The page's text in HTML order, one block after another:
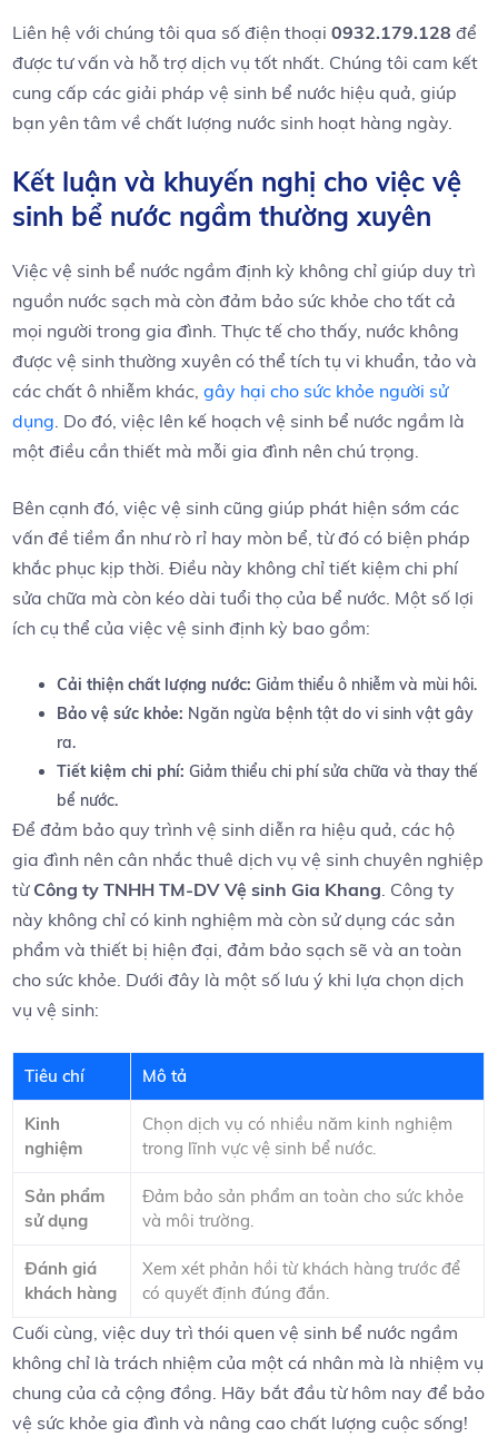
Liên hệ với chúng tôi ​qua số ⁤điện thoại0932.179.128 để
được tư vấn và hỗ‌ trợ dịch vụ tốt nhất. Chúng tôi cam kết
cung cấp các giải ⁢pháp vệ sinh bể ‍nước hiệu quả, giúp
bạn yên tâm về ⁢chất ​lượng ⁣nước sinh hoạt hàng ngày.
Kết luận và⁣ khuyến nghị cho việc vệ
sinh bể nước ngầm thường xuyên
Việc‌ vệ sinh bể nước ngầm định kỳ không chỉ giúp​ duy trì
nguồn⁤ nước sạch ​mà‌ còn đảm ⁤bảo sức khỏe cho tất cả
mọi‍ người trong gia đình.⁢ Thực tế cho thấy, nước không
⁣được vệ sinh thường xuyên có ‍thể⁢ tích tụ vi khuẩn, tảo và
các ⁢chất ô nhiễm khác,gây hại cho sức khỏe người sử
dụng . Do đó, việc lên kế hoạch vệ sinh bể nước ngầm là
một điều cần⁣ thiết⁣ mà mỗi gia đình nên chú trọng.
Bên cạnh đó,⁣ việc vệ sinh cũng giúp ⁣phát hiện sớm các‌
vấn đề tiềm ẩn như rò rỉ hay mòn bể, từ đó⁢ có biện pháp‌
khắc phục kịp thời. Điều ​này không chỉ tiết kiệm chi ‍phí
sửa chữa mà ⁣còn kéo dài⁢ tuổi thọ⁢ của​ bể nước.​ Một số lợi
ích cụ‍ thể của việc vệ sinh định ​kỳ bao gồm:
Cải thiện chất lượng⁣ nước: Giảm thiểu ô nhiễm và mùi hôi.
Bảo vệ sức khỏe: Ngăn ‌ngừa bệnh tật do vi sinh vật gây
ra.
Tiết kiệm ‍chi phí: Giảm thiểu chi phí sửa ⁢chữa và thay thế
bể nước.
Để đảm bảo ​quy trình vệ sinh diễn ra hiệu quả, các hộ
gia đình nên ⁢cân nhắc thuê dịch vụ‌ vệ sinh chuyên nghiệp
từ Công ty TNHH TM-DV‌ Vệ sinh‌ Gia Khang . Công ty
này không chỉ có kinh nghiệm mà ⁤còn sử ‍dụng các sản
phẩm ‍và thiết bị hiện đại, đảm⁤ bảo sạch sẽ và an toàn
cho ⁤sức khỏe. ⁢Dưới đây là⁣ một​ số lưu ⁣ý khi lựa ⁣chọn dịch
vụ⁤ vệ sinh:
Tiêu chí Mô tả
Kinh
nghiệm
Chọn⁣ dịch vụ có nhiều năm‍ kinh nghiệm
trong lĩnh vực vệ sinh bể nước.
Sản phẩm
sử dụng
Đảm bảo sản phẩm ⁢an​ toàn cho sức ‍khỏe
và⁣ môi trường.
Đánh giá
khách hàng
Xem xét phản hồi từ khách⁣ hàng trước để
có quyết​ định đúng đắn.
Cuối cùng, việc ‍duy ‌trì thói quen vệ sinh bể ‌nước ngầm
không⁣ chỉ là ⁤trách nhiệm của một ‍cá nhân mà là nhiệm vụ
chung​ của cả cộng đồng. Hãy bắt đầu từ hôm nay để‍ bảo
vệ⁣ sức‍ khỏe gia đình​ và nâng​ cao chất lượng ⁤cuộc sống!